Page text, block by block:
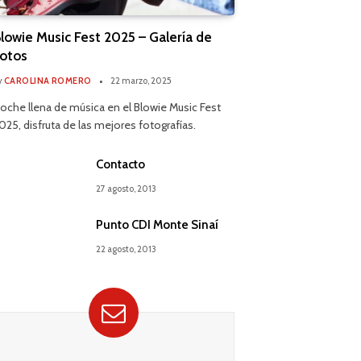
Music Fest 2025 – Galería de
CAROLINA ROMERO 22 marzo, 2025
llena de música en el Blowie Music Fest
disfruta de las mejores fotografías.
Contacto
27 agosto, 2013
Punto CDI Monte Sinaí
22 agosto, 2013